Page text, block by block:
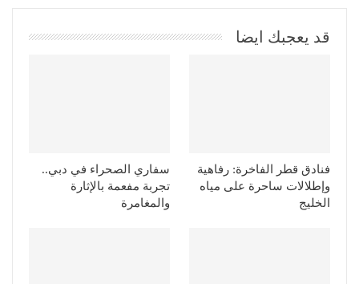
قد يعجبك ايضا
فنادق قطر الفاخرة: رفاهية
وإطلالات ساحرة على مياه
الخليج
سفاري الصحراء في دبي..
تجربة مفعمة بالإثارة
والمغامرة